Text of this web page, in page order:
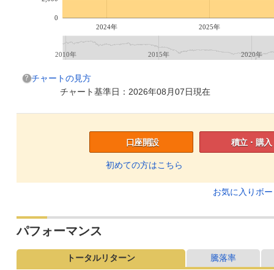
2024年 2025年
0
2010年 2015年 2020年
チャートの見方
チャート基準日：2026年08月07日現在
口座開設
初めての方はこちら
積立・購入
お気に入りボ
パフォーマンス
トータルリターン 騰落率